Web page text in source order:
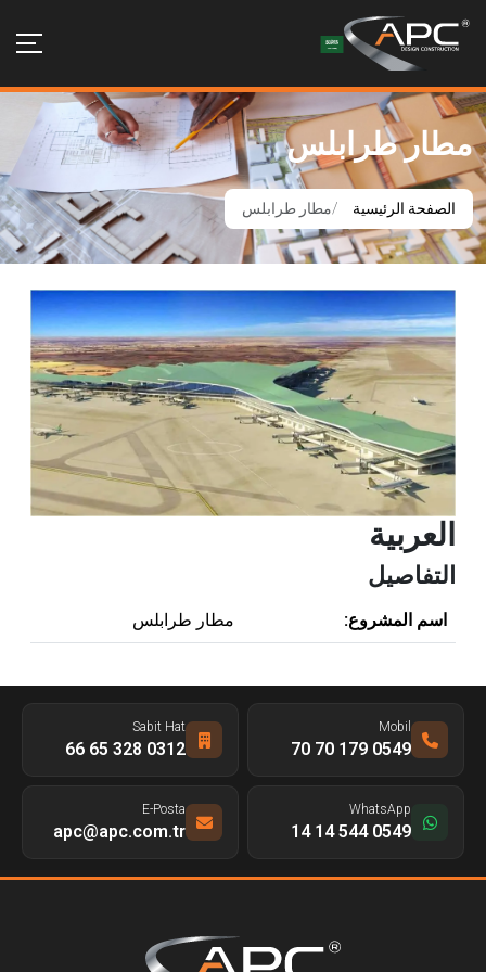
مطار طرابلس
الصفحة الرئيسية مطار طرابلس
العربية
التفاصيل
اسم المشروع: مطار طرابلس
Mobil
0549 179 70 70
Sabit Hat
0312 328 65 66
WhatsApp
0549 544 14 14
E-Posta
apc@apc.com.tr